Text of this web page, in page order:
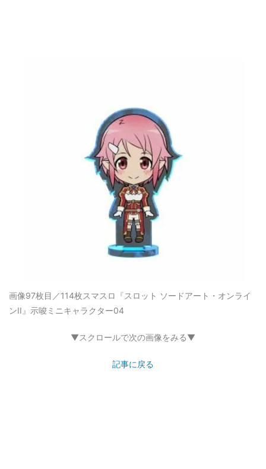
画像97枚目／114枚スマスロ『スロット ソードアート・オンライ
ンII』示唆ミニキャラクター04
▼スクロールで次の画像をみる▼
記事に戻る